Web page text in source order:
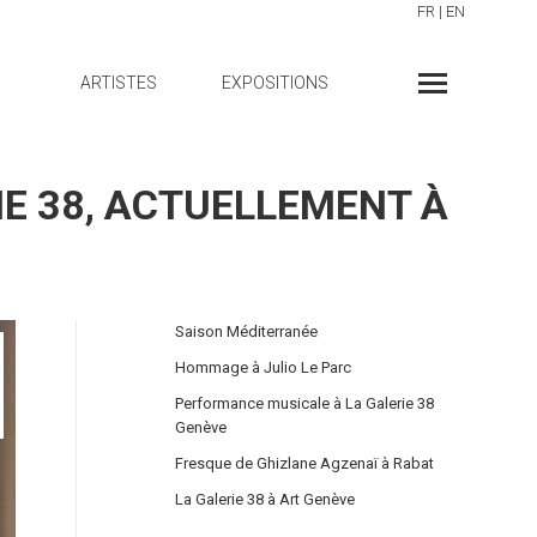
FR | EN
ARTISTES EXPOSITIONS
38, ACTUELLEMENT À
Saison Méditerranée
Hommage à Julio Le Parc
Performance musicale à La Galerie 38
Genève
Fresque de Ghizlane Agzenaï à Rabat
La Galerie 38 à Art Genève